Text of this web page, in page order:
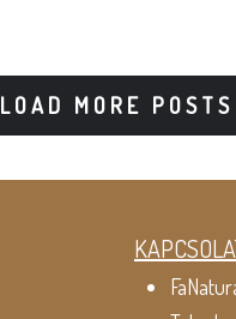
LOAD MORE POSTS